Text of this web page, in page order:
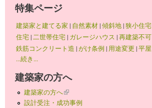
特集ページ
建築家と建てる家 | 自然素材|傾斜地|狭小住宅
住宅|二世帯住宅| ガレージハウス |再建築不可
鉄筋コンクリート造 |がけ条例 | 用途変更 |平屋
...続き...
建築家の方へ
建築家の方へ(link is external)
設計受注・成功事例